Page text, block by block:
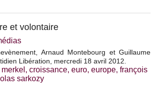
et volontaire
Arnaud Montebourg et Guillaume
Libération, mercredi 18 avril 2012.
, croissance, euro, europe, françois
sarkozy